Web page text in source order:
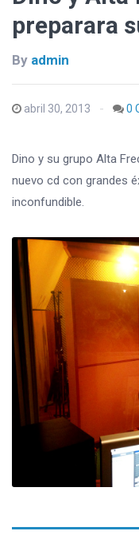
preparara
By admin
abril 30, 2013 0
Dino y su grupo Alta
nuevo cd con grandes
inconfundible.